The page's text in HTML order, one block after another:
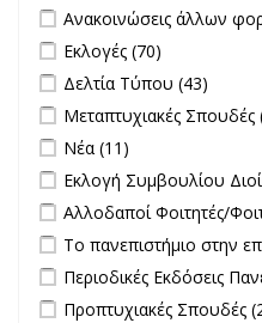
Apply Ανακοινώσεις
Ανακοινώσεις άλλων
Apply Εκλογές filter
Εκλογές (70)
Apply Δελτία Τύπου filter
Δελτία Τύπου (43)
Apply Μεταπτυχιακές
Μεταπτυχιακές Σπουδές
Apply Νέα filter
Νέα (11)
Apply Εκλογή
Εκλογή Συμβουλίου
Apply Αλλοδαποί
Αλλοδαποί Φοιτητές/
Apply Το πανεπιστήμιο
Το πανεπιστήμιο στην
Apply Περιοδικές
Περιοδικές Εκδόσεις
Apply Προπτυχιακές
Προπτυχιακές Σπουδές